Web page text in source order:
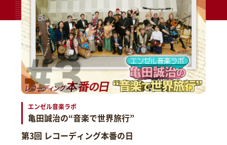
エンゼル音楽ラボ
亀田誠治の“音楽で世界旅行”
第3回 レコーディング本番の日